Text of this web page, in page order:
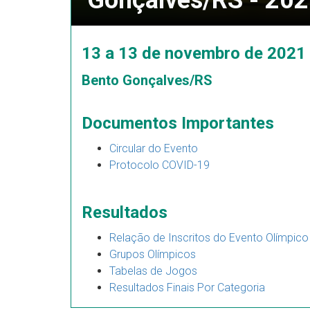
13 a 13 de novembro de 2021
Bento Gonçalves/RS
Documentos Importantes
Circular do Evento
Protocolo COVID-19
Resultados
Relação de Inscritos do Evento Olímpico
Grupos Olímpicos
Tabelas de Jogos
Resultados Finais Por Categoria